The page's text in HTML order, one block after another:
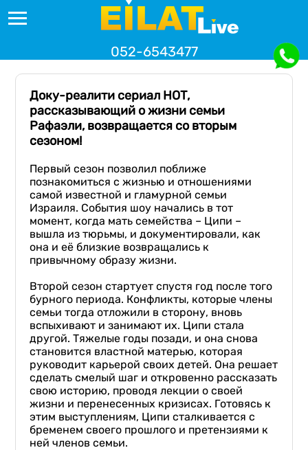
052-6543477
Доку-реалити сериал НОТ,
рассказывающий о жизни семьи
Рафаэли, возвращается со вторым
сезоном!
Первый сезон позволил поближе
познакомиться с жизнью и отношениями
самой известной и гламурной семьи
Израиля. События шоу начались в тот
момент, когда мать семейства – Ципи –
вышла из тюрьмы, и документировали, как
она и её близкие возвращались к
привычному образу жизни.
Второй сезон стартует спустя год после того
бурного периода. Конфликты, которые члены
семьи тогда отложили в сторону, вновь
вспыхивают и занимают их. Ципи стала
другой. Тяжелые годы позади, и она снова
становится властной матерью, которая
руководит карьерой своих детей. Она решает
сделать смелый шаг и откровенно рассказать
свою историю, проводя лекции о своей
жизни и перенесенных кризисах. Готовясь к
этим выступлениям, Ципи сталкивается с
бременем своего прошлого и претензиями к
ней членов семьи.